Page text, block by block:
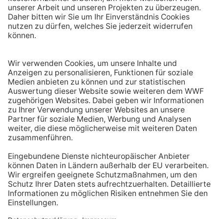
U. vor wenigen Sekunden
Karin
Inge vor 12 Minuten
Alina vor 16 Minuten
WWF-SPENDENKONTO | IHRE SPENDE KANN STEUERLICH GELTEND
GEMACHT WERDEN
IBAN: DE06 5502 0500 0222 2222 22 | BIC: BFSWDE33MNZ Bank für
Sozialwirtschaft | WWF Deutschland | Reinhardtstr. 18 | 10117 Berlin